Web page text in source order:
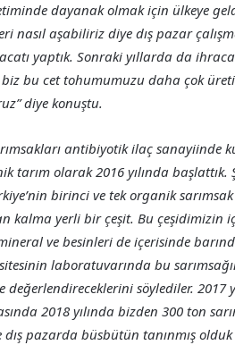
dayanak olmak için ülkeye
nasıl aşabiliriz diye dış pazar
yaptık. Sonraki yıllarda da
bu cet tohumumuzu daha çok
diye konuştu.
antibiyotik ilaç sanayiinde
tarım olarak 2016 yılında başlattık.
birinci ve tek organik
kalma yerli bir çeşit. Bu çeşidimizin
ve besinleri de içerisinde
laboratuvarında bu
değerlendireceklerini söylediler.
2018 yılında bizden 300 ton
pazarda büsbütün tanınmış